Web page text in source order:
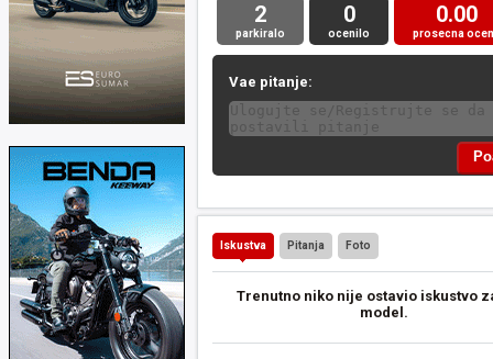
2
parkiralo
0
ocenilo
0.00
prosecna
Vae pitanje:
Iskustva Pitanja Foto
Trenutno niko nije ostavio iskustvo
model.